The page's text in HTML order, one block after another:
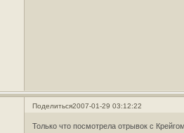
Поделиться2007-01-29 03:12:22
Только что посмотрела отрывок с